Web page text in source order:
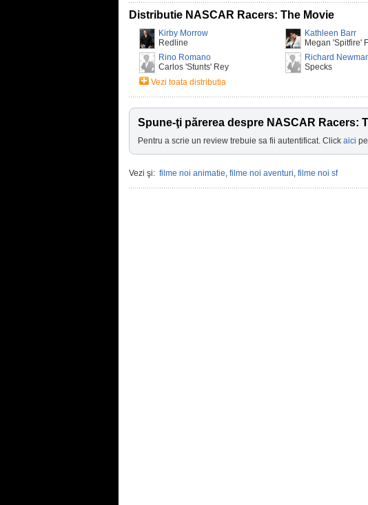
Distributie NASCAR Racers: The Movie
Kirby Morrow
Redline
Kathleen Barr
Megan 'Spitfire'
Rino Romano
Carlos 'Stunts' Rey
Richard
Specks
Vezi toata distributia
Spune-ţi părerea despre NASCAR Racers:
Pentru a scrie un review trebuie sa fii autentificat. Click aici
Vezi şi: filme noi animatie, filme noi aventuri, filme noi sf